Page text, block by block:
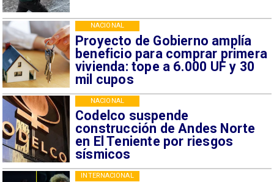
Proyecto de Gobierno amplía
beneficio para comprar primera
vivienda: tope a 6.000 UF y 30
mil cupos
NACIONAL
Codelco suspende
construcción de Andes Norte
en El Teniente por riesgos
sísmicos
NACIONAL
INTERNACIONAL